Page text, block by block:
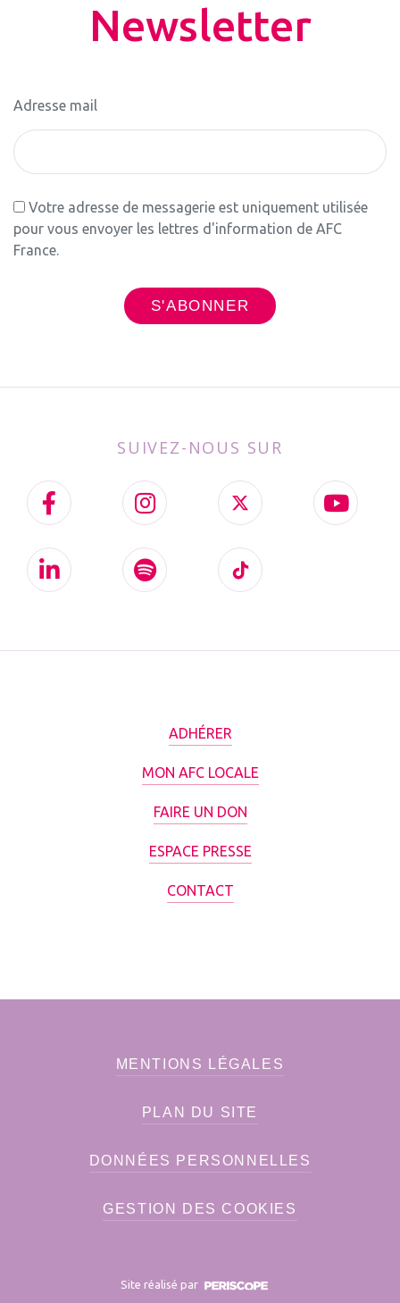
Newsletter
Adresse mail
Votre adresse de messagerie est uniquement utilisée
pour vous envoyer les lettres d'information de AFC
France.
SUIVEZ-NOUS SUR
ADHÉRER
MON AFC LOCALE
FAIRE UN DON
ESPACE PRESSE
CONTACT
MENTIONS LÉGALES
PLAN DU SITE
DONNÉES PERSONNELLES
GESTION DES COOKIES
Site réalisé par